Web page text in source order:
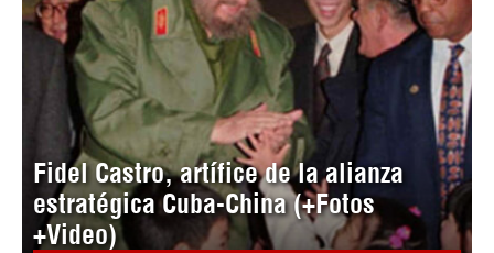
Fidel Castro, artífice de la alianza
estratégica Cuba-China (+Fotos
+Video)